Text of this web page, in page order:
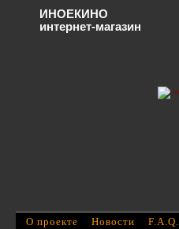
О проекте Новости F.A.Q.
ИНОЕКИНО
интернет-магазин